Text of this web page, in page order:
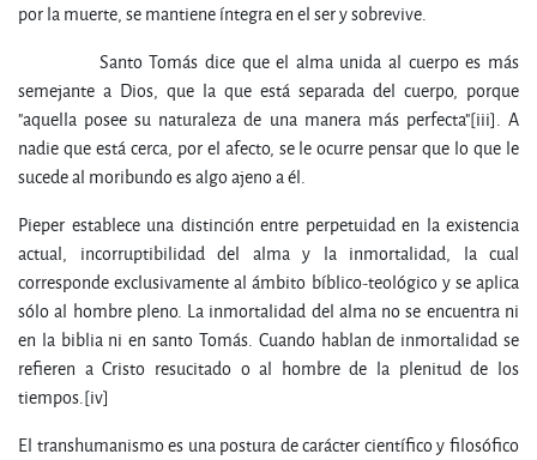
por la muerte, se mantiene íntegra en el ser y sobrevive.
Santo Tomás dice que el alma unida al cuerpo es más
semejante a Dios, que la que está separada del cuerpo, porque
"aquella posee su naturaleza de una manera más perfecta"[iii]. A
nadie que está cerca, por el afecto, se le ocurre pensar que lo que le
sucede al moribundo es algo ajeno a él.
Pieper establece una distinción entre perpetuidad en la existencia
actual, incorruptibilidad del alma y la inmortalidad, la cual
corresponde exclusivamente al ámbito bíblico-teológico y se aplica
sólo al hombre pleno. La inmortalidad del alma no se encuentra ni
en la biblia ni en santo Tomás. Cuando hablan de inmortalidad se
refieren a Cristo resucitado o al hombre de la plenitud de los
tiempos.[iv]
El transhumanismo es una postura de carácter científico y filosófico